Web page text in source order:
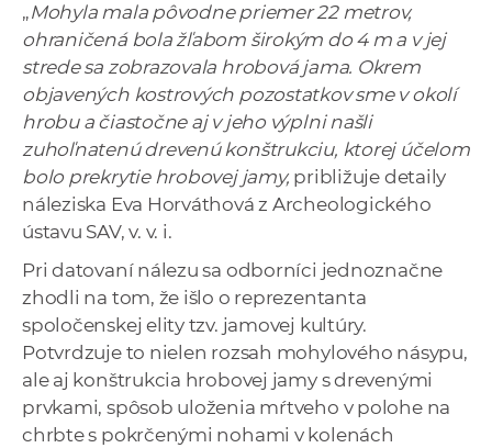
„Mohyla mala pôvodne priemer 22 metrov,
ohraničená bola žľabom širokým do 4 m a v jej
strede sa zobrazovala hrobová jama. Okrem
objavených kostrových pozostatkov sme v okolí
hrobu a čiastočne aj v jeho výplni našli
zuhoľnatenú drevenú konštrukciu, ktorej účelom
bolo prekrytie hrobovej jamy, približuje detaily
náleziska Eva Horváthová z Archeologického
ústavu SAV, v. v. i.
Pri datovaní nálezu sa odborníci jednoznačne
zhodli na tom, že išlo o reprezentanta
spoločenskej elity tzv. jamovej kultúry.
Potvrdzuje to nielen rozsah mohylového násypu,
ale aj konštrukcia hrobovej jamy s drevenými
prvkami, spôsob uloženia mŕtveho v polohe na
chrbte s pokrčenými nohami v kolenách